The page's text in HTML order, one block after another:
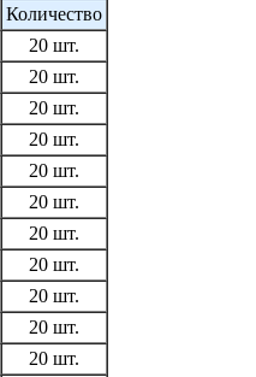
Количество
20 шт.
20 шт.
20 шт.
20 шт.
20 шт.
20 шт.
20 шт.
20 шт.
20 шт.
20 шт.
20 шт.